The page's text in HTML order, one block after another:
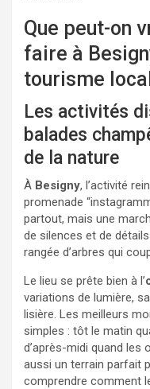
Que peut-on
faire à
tourisme local
Les activités
balades
de la nature
À Besigny, l’activité
promenade
partout, mais une
de silences et de
rangée d’arbres qui
Le lieu se prête bien à l’
variations de lumière,
lisière. Les meilleurs
simples : tôt le matin
d’après-midi quand les
aussi un terrain parfait
comprendre comment